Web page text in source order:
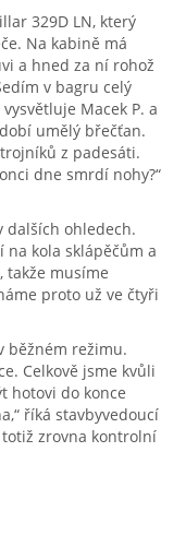
329D LN, který
Na kabině má
a hned za ní rohož
v bagru celý
Macek P. a
umělý břečťan.
z padesáti.
dne smrdí nohy?“
dalších ohledech.
na kola sklápěčům a
takže musíme
proto už ve čtyři
běžném režimu.
Celkově jsme kvůli
hotovi do konce
říká stavbyvedoucí
totiž zrovna kontrolní